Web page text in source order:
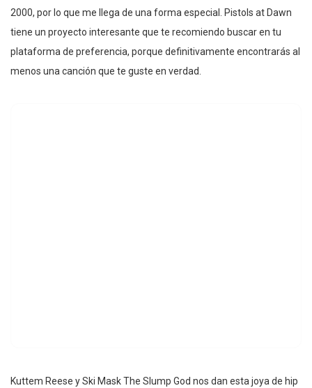
2000, por lo que me llega de una forma especial. Pistols at Dawn
tiene un proyecto interesante que te recomiendo buscar en tu
plataforma de preferencia, porque definitivamente encontrarás al
menos una canción que te guste en verdad.
Kuttem Reese y Ski Mask The Slump God nos dan esta joya de hip